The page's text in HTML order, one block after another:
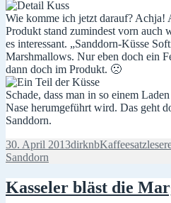
Wie komme ich jetzt darauf? Achja!
Produkt stand zumindest vorn auch
es interessant. „Sanddorn-Küsse
Marshmallows. Nur eben doch ein
dann doch im Produkt. 🙁
Schade, dass man in so einem
Nase herumgeführt wird. Das geht
Sanddorn.
Veröffentlicht
am
30. April 2013Autor
dirknbKategorien
Sanddorn
Kasseler bläst die